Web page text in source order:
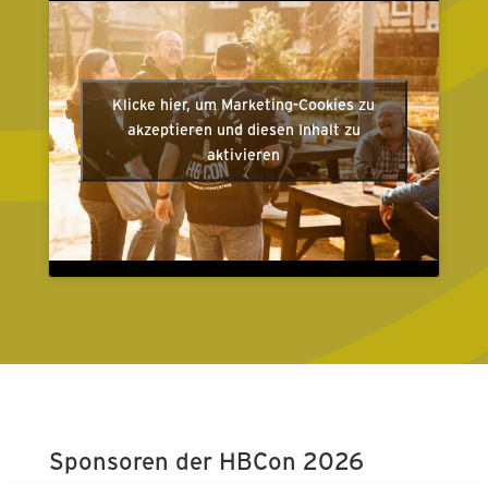
Klicke hier, um Marketing-Cookies zu
akzeptieren und diesen Inhalt zu
aktivieren
Sponsoren der HBCon 2026